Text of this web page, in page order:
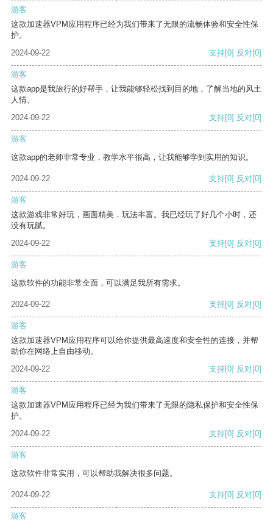
游客
这款加速器VPM应用程序已经为我们带来了无限的流畅体验和安全性保
护。
2024-09-22
支持[0] 反对[0]
游客
这款app是我旅行的好帮手，让我能够轻松找到目的地，了解当地的风土
人情。
2024-09-22
支持[0] 反对[0]
游客
这款app的老师非常专业，教学水平很高，让我能够学到实用的知识。
2024-09-22 支持[0] 反对[0]
游客
这款游戏非常好玩，画面精美，玩法丰富。我已经玩了好几个小时，还
没有玩腻。
2024-09-22
支持[0] 反对[0]
游客
这款软件的功能非常全面，可以满足我所有需求。
2024-09-22 支持[0] 反对[0]
游客
这款加速器VPM应用程序可以给你提供最高速度和安全性的连接，并帮
助你在网络上自由移动。
2024-09-22
支持[0] 反对[0]
游客
这款加速器VPM应用程序已经为我们带来了无限的隐私保护和安全性保
护。
2024-09-22
支持[0] 反对[0]
游客
这款软件非常实用，可以帮助我解决很多问题。
2024-09-22 支持[0] 反对[0]
游客